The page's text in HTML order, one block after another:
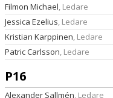
Filmon Michael, Ledare
Jessica Ezelius, Ledare
Kristian Karppinen, Ledare
Patric Carlsson, Ledare
P16
Alexander Sallmén, Ledare